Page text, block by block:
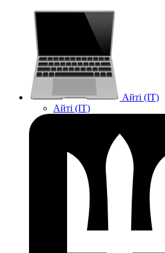
Айті (IT)
Айті (IT)